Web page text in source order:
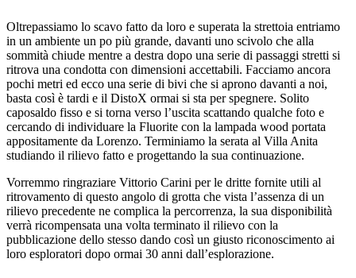
Oltrepassiamo lo scavo fatto da loro e superata la strettoia entriamo
in un ambiente un po più grande, davanti uno scivolo che alla
sommità chiude mentre a destra dopo una serie di passaggi stretti si
ritrova una condotta con dimensioni accettabili. Facciamo ancora
pochi metri ed ecco una serie di bivi che si aprono davanti a noi,
basta così è tardi e il DistoX ormai si sta per spegnere. Solito
caposaldo fisso e si torna verso l’uscita scattando qualche foto e
cercando di individuare la Fluorite con la lampada wood portata
appositamente da Lorenzo. Terminiamo la serata al Villa Anita
studiando il rilievo fatto e progettando la sua continuazione.
Vorremmo ringraziare Vittorio Carini per le dritte fornite utili al
ritrovamento di questo angolo di grotta che vista l’assenza di un
rilievo precedente ne complica la percorrenza, la sua disponibilità
verrà ricompensata una volta terminato il rilievo con la
pubblicazione dello stesso dando così un giusto riconoscimento ai
loro esploratori dopo ormai 30 anni dall’esplorazione.